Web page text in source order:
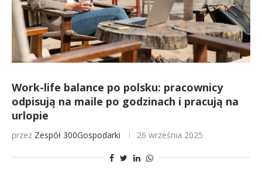
Work-life balance po polsku: pracownicy
odpisują na maile po godzinach i pracują na
urlopie
przez Zespół 300Gospodarki 26 września 2025